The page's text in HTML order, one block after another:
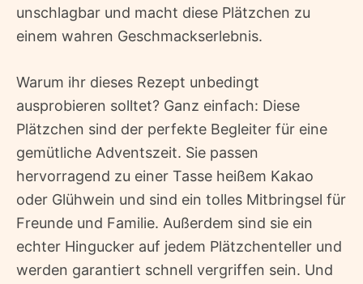
unschlagbar und macht diese Plätzchen zu
einem wahren Geschmackserlebnis.
Warum ihr dieses Rezept unbedingt
ausprobieren solltet? Ganz einfach: Diese
Plätzchen sind der perfekte Begleiter für eine
gemütliche Adventszeit. Sie passen
hervorragend zu einer Tasse heißem Kakao
oder Glühwein und sind ein tolles Mitbringsel für
Freunde und Familie. Außerdem sind sie ein
echter Hingucker auf jedem Plätzchenteller und
werden garantiert schnell vergriffen sein. Und